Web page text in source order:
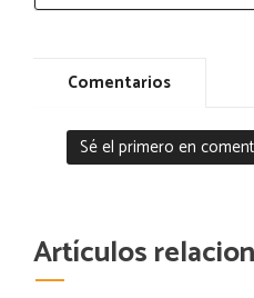
Comentarios
Sé el primero en
Artículos